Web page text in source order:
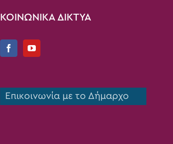
ΚΟΙΝΩΝΙΚΑ ΔΙΚΤΥΑ
Επικοινωνία με το Δήμαρχο